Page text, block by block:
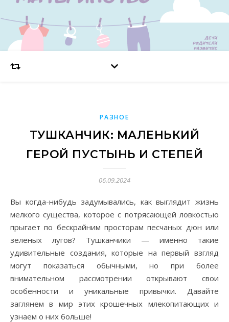
РАЗНОЕ
ТУШКАНЧИК: МАЛЕНЬКИЙ
ГЕРОЙ ПУСТЫНЬ И СТЕПЕЙ
06.09.2024
Вы когда-нибудь задумывались, как выглядит жизнь
мелкого существа, которое с потрясающей ловкостью
прыгает по бескрайним просторам песчаных дюн или
зеленых лугов? Тушканчики — именно такие
удивительные создания, которые на первый взгляд
могут показаться обычными, но при более
внимательном рассмотрении открывают свои
особенности и уникальные привычки. Давайте
заглянем в мир этих крошечных млекопитающих и
узнаем о них больше!